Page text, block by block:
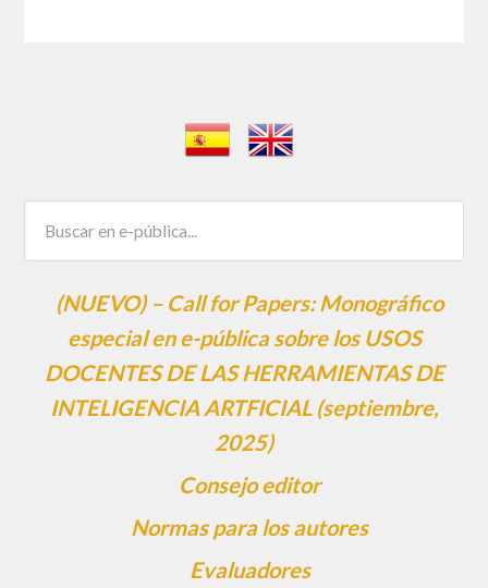
(NUEVO) – Call for Papers: Monográfico
especial en e-pública sobre los USOS
DOCENTES DE LAS HERRAMIENTAS DE
INTELIGENCIA ARTFICIAL (septiembre,
2025)
Consejo editor
Normas para los autores
Evaluadores